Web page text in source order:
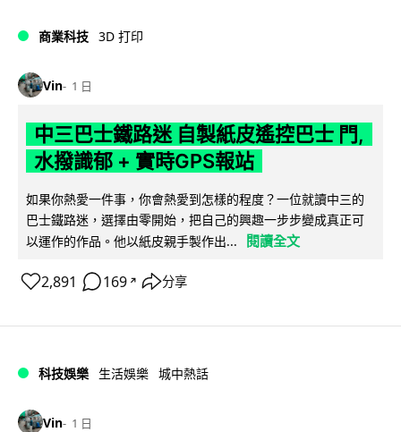
商業科技 3D 打印
Vin 1 日
中三巴士鐵路迷 自製紙皮遙控巴士 門,
水撥識郁 + 實時GPS報站
如果你熱愛一件事，你會熱愛到怎樣的程度？一位就讀中三的
巴士鐵路迷，選擇由零開始，把自己的興趣一步步變成真正可
以運作的作品。他以紙皮親手製作出...
閱讀全文
2,891 169 ↗ 分享
科技娛樂 生活娛樂 城中熱話
Vin 1 日